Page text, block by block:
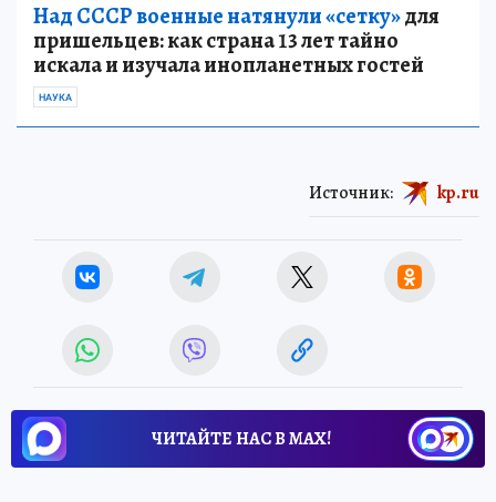
Над СССР военные натянули «сетку»для
пришельцев: как страна 13 лет тайно
искала и изучала инопланетных гостей
НАУКА
Источник: kp.ru
ЧИТАЙТЕ НАС В МАХ!